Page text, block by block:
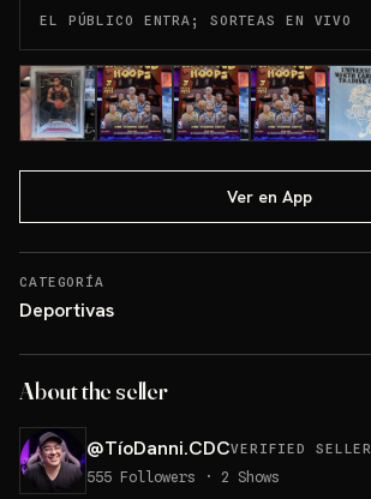
EL PÚBLICO ENTRA; SORTEAS EN VIVO
Ver en App
CATEGORÍA
Deportivas
About the seller
@TíoDanni.CDCVERIFIED SELLER
555 Followers · 2 Shows